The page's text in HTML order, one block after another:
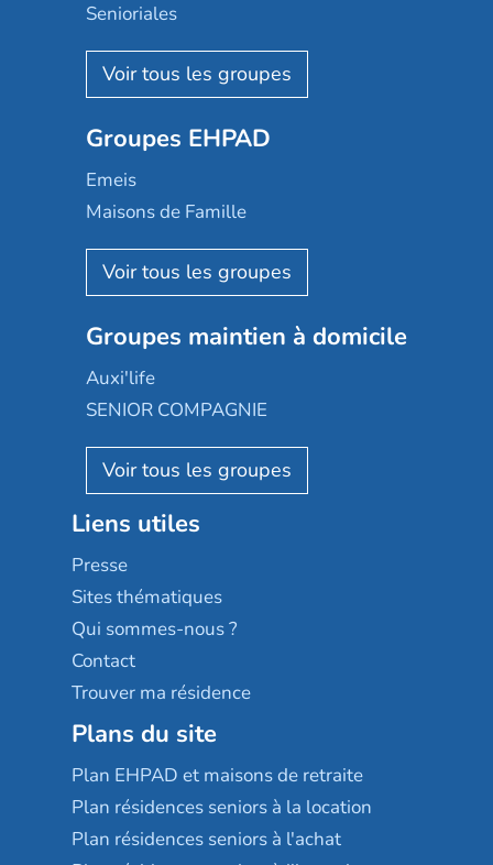
Senioriales
Nohée
Les Résidentiels
Mobicap
Domusvi
Happy Senior
Aquarelia
Nexity edenea
Les jardins d'Arcadie
Occitalia
Appartseniors
Reseda
Stella management
Les villages d'or
Sérénys
Résidences services Villa Médicis
Groupes EHPAD
Emeis
Maisons de Famille
Korian
Emera
Groupe SOS
Le Noble Âge
Almage
Résidalya
Groupe aplus
Groupes maintien à domicile
Auxi'life
SENIOR COMPAGNIE
AGE D'OR Services
Liens utiles
Presse
Sites thématiques
Qui sommes-nous ?
Contact
Trouver ma résidence
Plans du site
Plan EHPAD et maisons de retraite
Plan résidences seniors à la location
Plan résidences seniors à l'achat